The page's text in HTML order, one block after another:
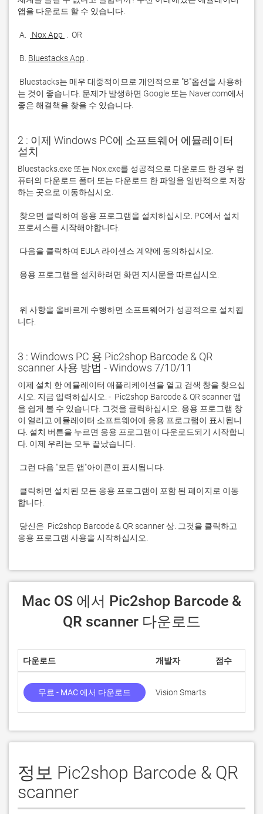
A. Nox App
B. Bluestacks App
는 것이 좋습니다. 문제가 발생하면 Google 또는 Naver.com에서
좋은 해결책을 찾을 수 있습니다.
2 : 이제 Windows PC에 소프트웨어 에뮬레이터
설치
Bluestacks.exe 또는 Nox.exe를 성공적으로 다운로드 한 경우 컴
퓨터의 다운로드 폴더 또는 다운로드 한 파일을 일반적으로 저장
니다.
3 : Windows PC 용 Pic2shop Barcode & QR
scanner 사용 방법 - Windows 7/10/11
이제 설치 한 에뮬레이터 애플리케이션을 열고 검색 창을 찾으십
시오. 지금 입력하십시오. -  Pic2shop Barcode & QR scanner 앱
을 쉽게 볼 수 있습니다. 그것을 클릭하십시오. 응용 프로그램 창
이 열리고 에뮬레이터 소프트웨어에 응용 프로그램이 표시됩니
다. 설치 버튼을 누르면 응용 프로그램이 다운로드되기 시작합니
응용 프로그램 사용을 시작하십시오.
QR scanner 다운로드
다운로드 개발자 점수
무료 - MAC 에서 다운로드 Vision Smarts
정보 Pic2shop Barcode & QR
scanner